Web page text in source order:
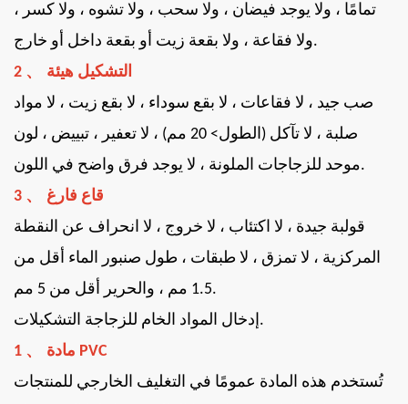
تمامًا ، ولا يوجد فيضان ، ولا سحب ، ولا تشوه ، ولا كسر ،
ولا فقاعة ، ولا بقعة زيت أو بقعة داخل أو خارج.
2 、 التشكيل هيئة
صب جيد ، لا فقاعات ، لا بقع سوداء ، لا بقع زيت ، لا مواد
صلبة ، لا تآكل (الطول> 20 مم) ، لا تعفير ، تبييض ، لون
موحد للزجاجات الملونة ، لا يوجد فرق واضح في اللون.
3 、 قاع فارغ
قولبة جيدة ، لا اكتئاب ، لا خروج ، لا انحراف عن النقطة
المركزية ، لا تمزق ، لا طبقات ، طول صنبور الماء أقل من
1.5 مم ، والحرير أقل من 5 مم.
إدخال المواد الخام للزجاجةالتشكيلات.
1 、
مادة PVC
تُستخدم هذه المادة عمومًا في التغليف الخارجي للمنتجات